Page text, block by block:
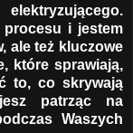
procesu i jestem
ale też kluczowe
które sprawiają,
to, co skrywają
patrząc na
Waszych